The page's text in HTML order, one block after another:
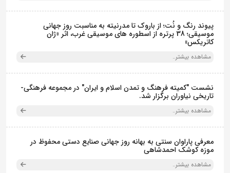
پیوند رنگ و نُت؛ از باروک تا مدرنیته به مناسبت روز جهانی
موسیقی؛ 38 پرتره از اسطوره های موسیقی غرب، اثر «ژان
کاتریکس»
مشاهده بیشتر..
نشست "کمیته فرهنگ و تمدن اسلام و ایران" در مجموعه فرهنگی‌-
تاریخی نیاوران برگزار شد.
مشاهده بیشتر..
معرفی پاراوان سنتی به بهانه روز جهانی صنایع دستی محفوظ در
موزه کوشک احمدشاهی
مشاهده بیشتر..